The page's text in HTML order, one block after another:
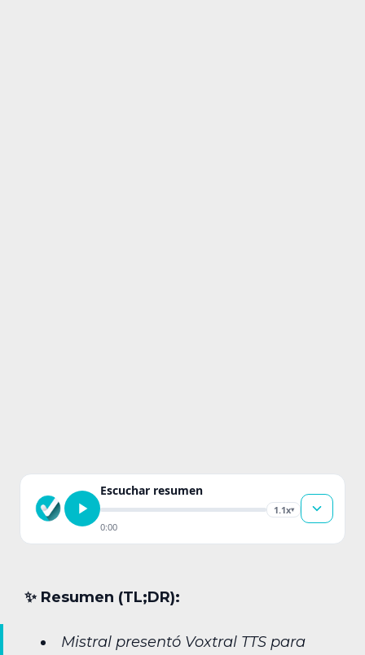
Escuchar resumen
1.1x▾
0:00
✨︎ Resumen (TL;DR):
Mistral presentó Voxtral TTS para